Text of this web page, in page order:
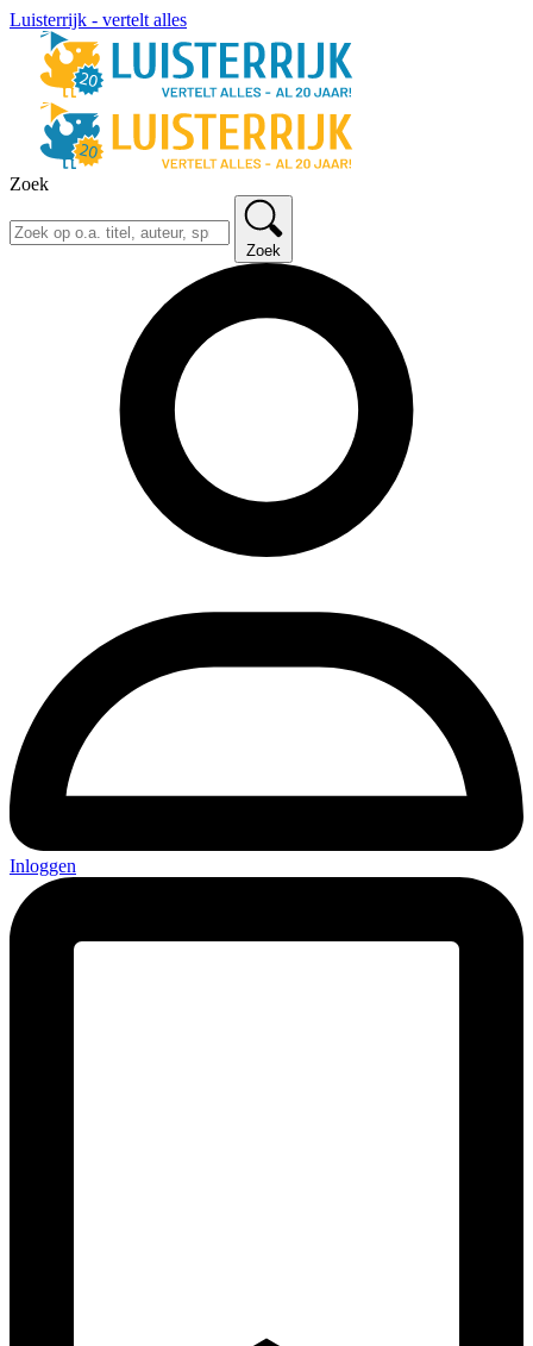
Luisterrijk - vertelt alles
Zoek
Zoek
Inloggen